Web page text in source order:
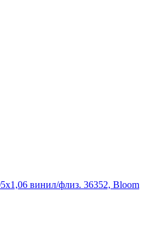
винил/флиз. 36352, Bloom